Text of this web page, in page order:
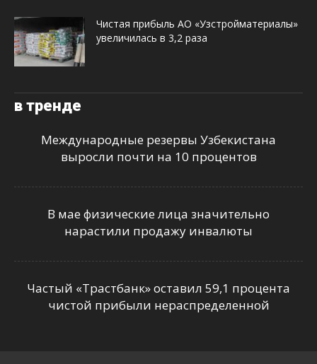
Чистая прибыль АО «Узстройматериалы»
увеличилась в 3,2 раза
в тренде
Международные резервы Узбекистана
выросли почти на 10 процентов
В мае физические лица значительно
нарастили продажу инвалюты
Частый «Трастбанк» оставил 59,1 процента
чистой прибыли нераспределенной